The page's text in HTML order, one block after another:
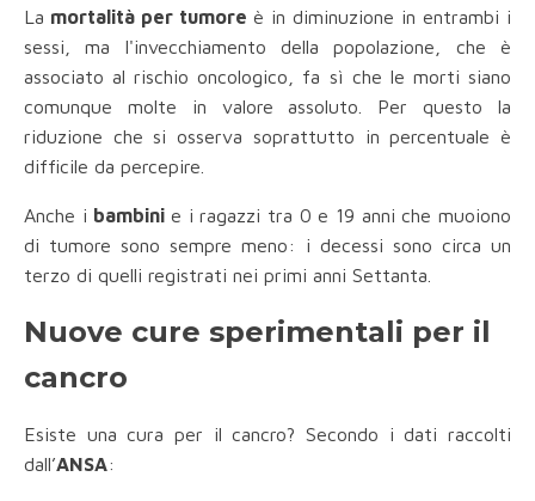
La mortalità per tumore è in diminuzione in entrambi i
sessi, ma l'invecchiamento della popolazione, che è
associato al rischio oncologico, fa sì che le morti siano
comunque molte in valore assoluto. Per questo la
riduzione che si osserva soprattutto in percentuale è
difficile da percepire.
Anche i bambini e i ragazzi tra 0 e 19 anni che muoiono
di tumore sono sempre meno: i decessi sono circa un
terzo di quelli registrati nei primi anni Settanta.
Nuove cure sperimentali per il
cancro
Esiste una cura per il cancro? Secondo i dati raccolti
dall’ANSA: